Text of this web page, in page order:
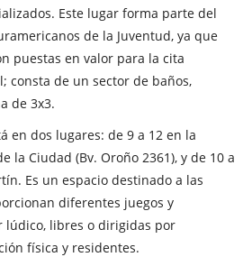
Este lugar forma parte del
de la Juventud, ya que
puestas en valor para la cita
consta de un sector de baños,
de 3x3.
en dos lugares: de 9 a 12 en la
la Ciudad (Bv. Oroño 2361), y de 10 a
Es un espacio destinado a las
diferentes juegos y
lúdico, libres o dirigidas por
física y residentes.